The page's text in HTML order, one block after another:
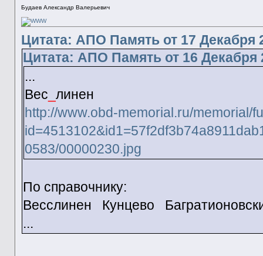
Будаев Александр Валерьевич
Цитата: АПО Память от 17 Декабря
Цитата: АПО Память от 16 Декабря
...
Вес линен
http://www.obd-memorial.ru/memorial/
0583/00000230.jpg
По справочнику:
Весслинен Кунцево
...